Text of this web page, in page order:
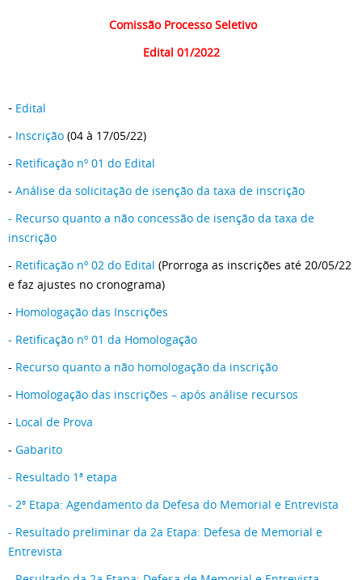
Comissão Processo Seletivo
Edital 01/2022
- Edital
- Inscrição (04 à 17/05/22)
- Retificação nº 01 do Edital
- Análise da solicitação de isenção da taxa de inscrição
- Recurso quanto a não concessão de isenção da taxa de
inscrição
- Retificação nº 02 do Edital (Prorroga as inscrições até 20/05/22
e faz ajustes no cronograma)
- Homologação das Inscrições
- Retificação nº 01 da Homologação
- Recurso quanto a não homologação da inscrição
- Homologação das inscrições – após análise recursos
- Local de Prova
- Gabarito
- Resultado 1ª etapa
- 2ª Etapa: Agendamento da Defesa do Memorial e Entrevista
- Resultado preliminar da 2a Etapa: Defesa de Memorial e
Entrevista